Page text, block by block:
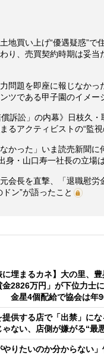
地買い上げ“優遇疑惑”
り、売買契約時期は妥
問題を即座に報じなか
ツである甲子園のイメー
訴訟」の内幕》日枝久
アクティビストの“監視
なかった」いま読売新聞
身・山口寿一社長の立場
元会長を直撃、「退職慰
ン”が語ったこと
に埋まるカネ】大の里、
金2826万円」が下位力士
金星4個配給で協会は年
提供する店で「出禁」に
ゃない、店側が嫌がる“最
やりたいのか分からない